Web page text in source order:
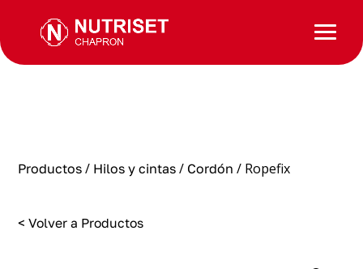
Productos / Hilos y cintas / Cordón / Ropefix
< Volver a Productos